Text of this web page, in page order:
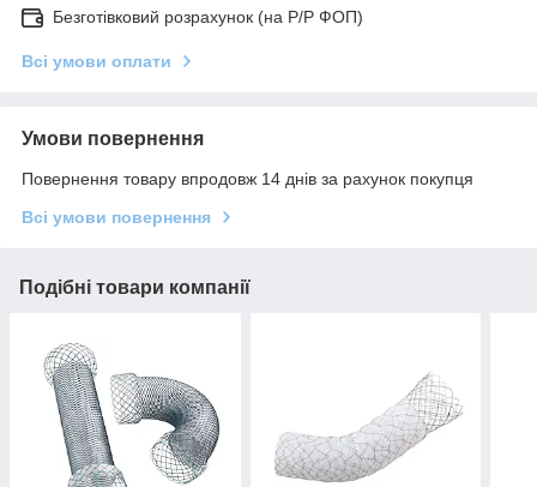
Безготівковий розрахунок (на Р/Р ФОП)
Всі умови оплати
Умови повернення
Повернення товару впродовж 14 днів за рахунок покупця
Всі умови повернення
Подібні товари компанії